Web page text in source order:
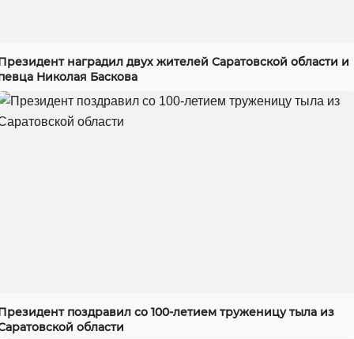
наградил двух жителей Саратовской области и
Николая Баскова
поздравил со 100-летием труженицу тыла из
области